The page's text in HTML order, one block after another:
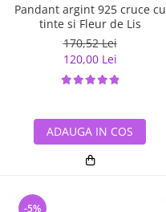
Pandant argint 925 cruce cu
tinte si Fleur de Lis
170,52 Lei
120,00 Lei
ADAUGA IN COS
-5%